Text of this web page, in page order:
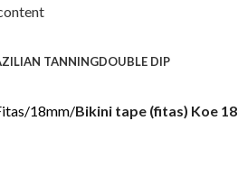
TANNINGDOUBLE DIP
/18mm/Bikini tape (fitas) Koe